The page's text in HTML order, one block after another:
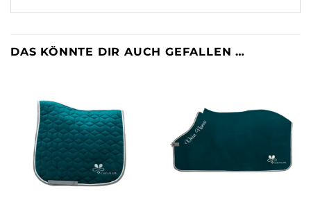
DAS KÖNNTE DIR AUCH GEFALLEN …